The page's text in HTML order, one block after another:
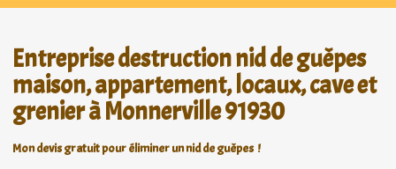
Entreprise destruction nid de guêpes
maison, appartement, locaux, cave et
grenier à Monnerville 91930
Mon devis gratuit pour éliminer un nid de guêpes !